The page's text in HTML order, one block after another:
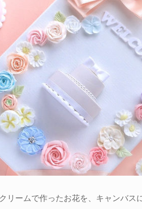
リームで作ったお花を、キャンバス